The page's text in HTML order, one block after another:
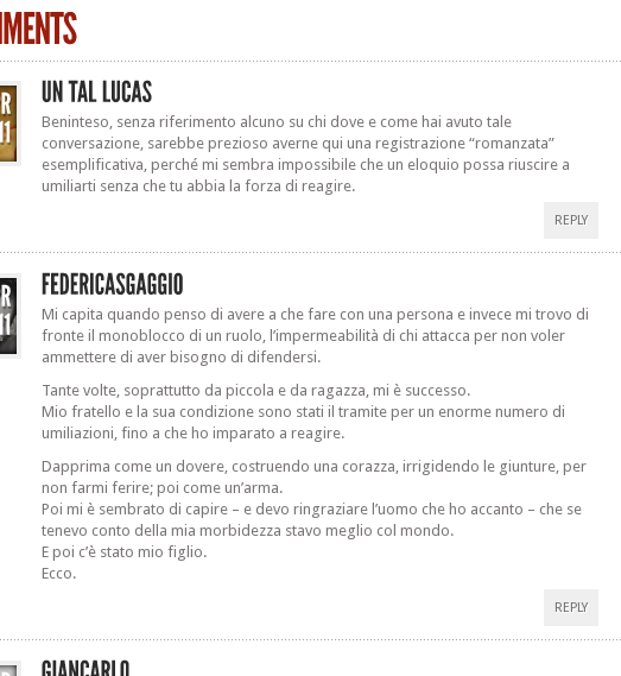
Beninteso, senza riferimento alcuno su chi dove e come hai avuto tale
conversazione, sarebbe prezioso averne qui una registrazione “romanzata”
esemplificativa, perché mi sembra impossibile che un eloquio possa riuscire a
umiliarti senza che tu abbia la forza di reagire.
REPLY
Mi capita quando penso di avere a che fare con una persona e invece mi trovo di
fronte il monoblocco di un ruolo, l’impermeabilità di chi attacca per non voler
ammettere di aver bisogno di difendersi.
Tante volte, soprattutto da piccola e da ragazza, mi è successo.
Mio fratello e la sua condizione sono stati il tramite per un enorme numero di
umiliazioni, fino a che ho imparato a reagire.
Dapprima come un dovere, costruendo una corazza, irrigidendo le giunture, per
non farmi ferire; poi come un’arma.
Poi mi è sembrato di capire – e devo ringraziare l’uomo che ho accanto – che se
tenevo conto della mia morbidezza stavo meglio col mondo.
E poi c’è stato mio figlio.
Ecco.
REPLY